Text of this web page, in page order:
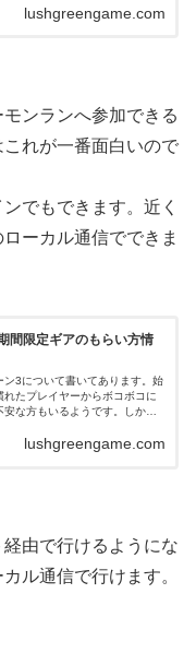
ります。lushgreengame.com
ンランへ参加できる
れが一番面白いので
でもできます。近く
ーカル通信でできま
間限定ギアのもらい方情
ン3について書いてあります。始
たプレイヤーからボコボコに
安な方もいるようです。しか
わかります。
lushgreengame.com
由で行けるようにな
ル通信で行けます。